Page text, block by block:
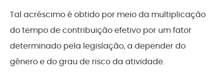
Tal acréscimo é obtido por meio da multiplicação
do tempo de contribuição efetivo por um fator
determinado pela legislação, a depender do
gênero e do grau de risco da atividade.